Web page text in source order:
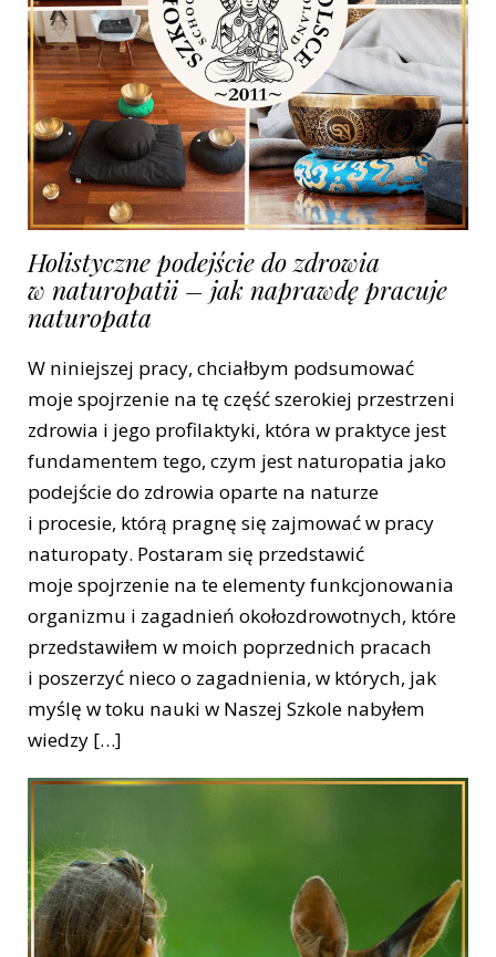
Holistyczne podejście do zdrowia
w naturopatii – jak naprawdę pracuje
naturopata
W niniejszej pracy, chciałbym podsumować
moje spojrzenie na tę część szerokiej przestrzeni
zdrowia i jego profilaktyki, która w praktyce jest
fundamentem tego, czym jest naturopatia jako
podejście do zdrowia oparte na naturze
i procesie, którą pragnę się zajmować w pracy
naturopaty. Postaram się przedstawić
moje spojrzenie na te elementy funkcjonowania
organizmu i zagadnień okołozdrowotnych, które
przedstawiłem w moich poprzednich pracach
i poszerzyć nieco o zagadnienia, w których, jak
myślę w toku nauki w Naszej Szkole nabyłem
wiedzy […]